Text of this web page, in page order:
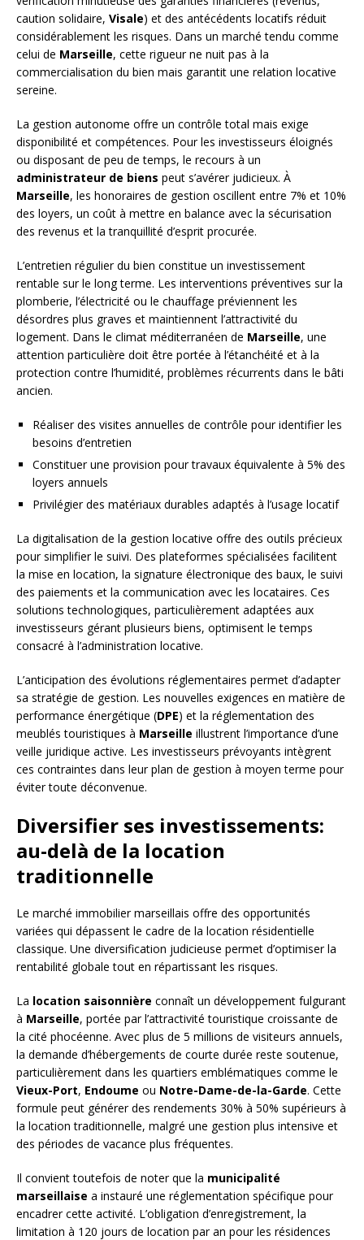
caution solidaire, Visale) et des antécédents locatifs réduit
considérablement les risques. Dans un marché tendu comme
celui de Marseille, cette rigueur ne nuit pas à la
commercialisation du bien mais garantit une relation locative
sereine.
La gestion autonome offre un contrôle total mais exige
disponibilité et compétences. Pour les investisseurs éloignés
ou disposant de peu de temps, le recours à un
administrateur de biens peut s’avérer judicieux. À
Marseille, les honoraires de gestion oscillent entre 7% et 10%
des loyers, un coût à mettre en balance avec la sécurisation
des revenus et la tranquillité d’esprit procurée.
L’entretien régulier du bien constitue un investissement
rentable sur le long terme. Les interventions préventives sur la
plomberie, l’électricité ou le chauffage préviennent les
désordres plus graves et maintiennent l’attractivité du
logement. Dans le climat méditerranéen de Marseille, une
attention particulière doit être portée à l’étanchéité et à la
protection contre l’humidité, problèmes récurrents dans le bâti
ancien.
Réaliser des visites annuelles de contrôle pour identifier les
besoins d’entretien
Constituer une provision pour travaux équivalente à 5% des
loyers annuels
Privilégier des matériaux durables adaptés à l’usage locatif
La digitalisation de la gestion locative offre des outils précieux
pour simplifier le suivi. Des plateformes spécialisées facilitent
la mise en location, la signature électronique des baux, le suivi
des paiements et la communication avec les locataires. Ces
solutions technologiques, particulièrement adaptées aux
investisseurs gérant plusieurs biens, optimisent le temps
consacré à l’administration locative.
L’anticipation des évolutions réglementaires permet d’adapter
sa stratégie de gestion. Les nouvelles exigences en matière de
performance énergétique (DPE) et la réglementation des
meublés touristiques à Marseille illustrent l’importance d’une
veille juridique active. Les investisseurs prévoyants intègrent
ces contraintes dans leur plan de gestion à moyen terme pour
éviter toute déconvenue.
Diversifier ses investissements:
au-delà de la location
traditionnelle
Le marché immobilier marseillais offre des opportunités
variées qui dépassent le cadre de la location résidentielle
classique. Une diversification judicieuse permet d’optimiser la
rentabilité globale tout en répartissant les risques.
La location saisonnière connaît un développement fulgurant
à Marseille, portée par l’attractivité touristique croissante de
la cité phocéenne. Avec plus de 5 millions de visiteurs annuels,
la demande d’hébergements de courte durée reste soutenue,
particulièrement dans les quartiers emblématiques comme le
Vieux-Port, Endoume ou Notre-Dame-de-la-Garde. Cette
formule peut générer des rendements 30% à 50% supérieurs à
la location traditionnelle, malgré une gestion plus intensive et
des périodes de vacance plus fréquentes.
Il convient toutefois de noter que la municipalité
marseillaise a instauré une réglementation spécifique pour
encadrer cette activité. L’obligation d’enregistrement, la
limitation à 120 jours de location par an pour les résidences